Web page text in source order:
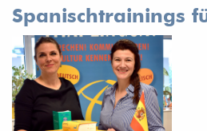
Spanischtrainings